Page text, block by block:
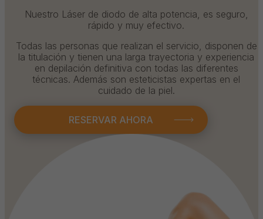
Nuestro Láser de diodo de alta potencia, es seguro,
rápido y muy efectivo.
Todas las personas que realizan el servicio, disponen de
la titulación y tienen una larga trayectoria y experiencia
en depilación definitiva con todas las diferentes
técnicas. Además son esteticistas expertas en el
cuidado de la piel.
RESERVAR AHORA